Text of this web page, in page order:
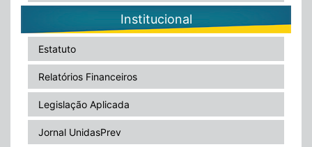
Institucional
Estatuto
Relatórios Financeiros
Legislação Aplicada
Jornal UnidasPrev